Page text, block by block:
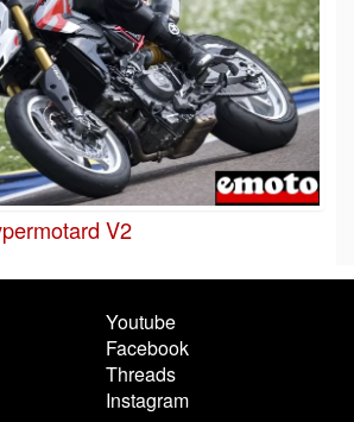
V2
Youtube
Facebook
Threads
Instagram